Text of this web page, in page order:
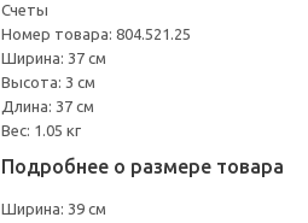
Счеты
Номер товара: 804.521.25
Ширина: 37 см
Высота: 3 см
Длина: 37 см
Вес: 1.05 кг
Подробнее о размере товара
Ширина: 39 см